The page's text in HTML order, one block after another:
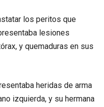
los peritos que
lesiones
y quemaduras en sus
heridas de arma
izquierda, y su hermana